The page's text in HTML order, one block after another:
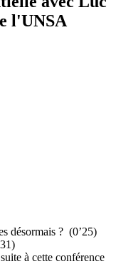
l'UNSA
désormais ? (0’25)
à cette conférence